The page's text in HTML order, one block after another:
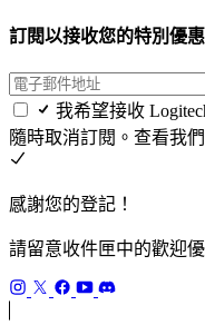
訂閱以接收您的特別優
我希望接收
隨時取消訂閱。查看我
感謝您的登記！
請留意收件匣中的歡迎優